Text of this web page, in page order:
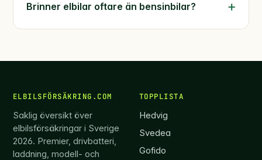
Brinner elbilar oftare än bensinbilar?
ELBILSFÖRSÄKRING.COM
Saklig översikt över
elbilsförsäkringar i Sverige
2026. Premier, drivbatteri,
laddning, modell- och
TOPPLISTA
Hedvig
Svedea
Gofido